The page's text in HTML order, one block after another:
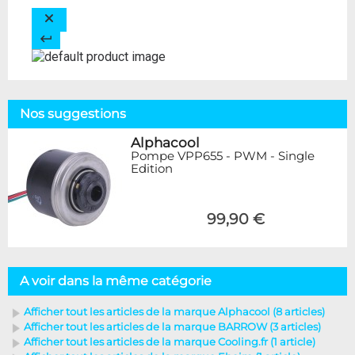
Nos suggestions
Alphacool
Pompe VPP655 - PWM - Single
Edition
99,90 €
A voir dans la même catégorie
Afficher tout les articles de la marque Alphacool (8 articles)
Afficher tout les articles de la marque BARROW (3 articles)
Afficher tout les articles de la marque Cooling.fr (1 article)